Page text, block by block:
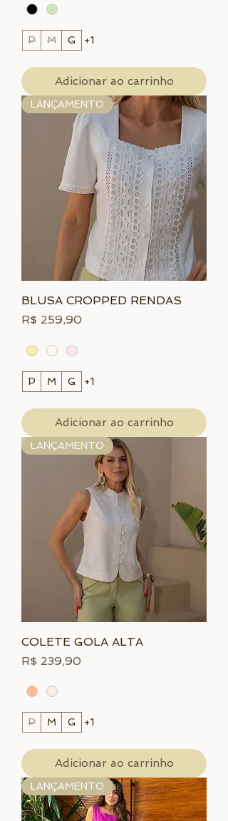
P M G +1
Adicionar ao carrinho
LANÇAMENTO
BLUSA CROPPED RENDAS
Preço
R$ 259,90
P M G +1
Adicionar ao carrinho
LANÇAMENTO
COLETE GOLA ALTA
Preço
R$ 239,90
P M G +1
Adicionar ao carrinho
LANÇAMENTO